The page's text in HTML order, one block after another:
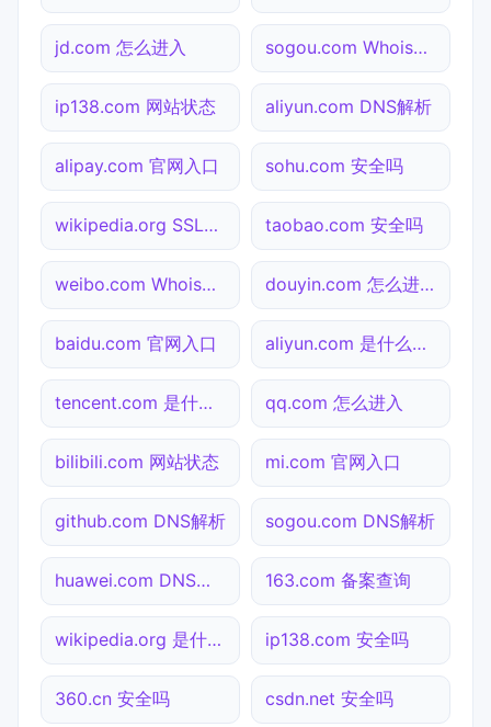
jd.com 怎么进入 sogou.com Whois查询
ip138.com 网站状态 aliyun.com DNS解析
alipay.com 官网入口 sohu.com 安全吗
wikipedia.org SSL检测 taobao.com 安全吗
weibo.com Whois查询 douyin.com 怎么进入
baidu.com 官网入口 aliyun.com 是什么网站
tencent.com 是什么网站 qq.com 怎么进入
bilibili.com 网站状态 mi.com 官网入口
github.com DNS解析 sogou.com DNS解析
huawei.com DNS解析 163.com 备案查询
wikipedia.org 是什么网站 ip138.com 安全吗
360.cn 安全吗 csdn.net 安全吗